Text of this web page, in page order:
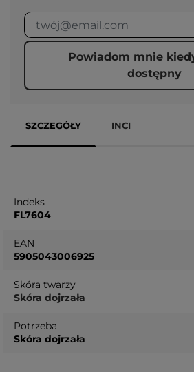
Powiadom mnie
dostępny
SZCZEGÓŁY INCI
Indeks
FL7604
EAN
5905043006925
Skóra twarzy
Skóra dojrzała
Potrzeba
Skóra dojrzała